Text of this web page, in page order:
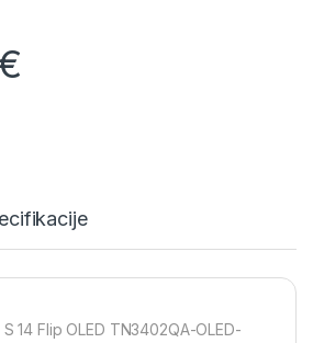
14 Flip OLED TN3402QA-OLED-